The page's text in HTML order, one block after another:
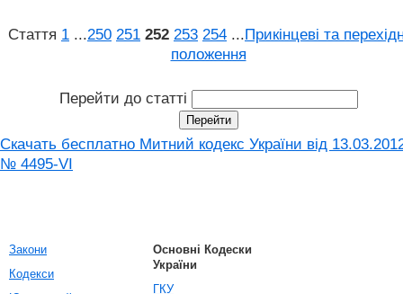
Стаття 1 ...250 251 252 253 254 ...Прикінцеві та
положення
Перейти до статті
Скачать бесплатно Митний кодекс України від
№ 4495-VI
Закони
Кодекси
Основні Кодески
України
ГКУ